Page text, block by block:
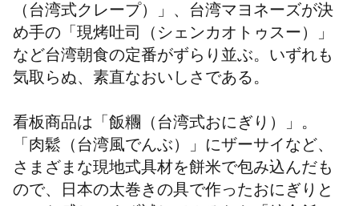
（台湾式クレープ）」、台湾マヨネーズが決
め手の「現烤吐司（シェンカオトゥスー）」
など台湾朝食の定番がずらり並ぶ。いずれも
気取らぬ、素直なおいしさである。
看板商品は「飯糰（台湾式おにぎり）」。
「肉鬆（台湾風でんぶ）」にザーサイなど、
さまざまな現地式具材を餅米で包み込んだも
ので、日本の太巻きの具で作ったおにぎりと